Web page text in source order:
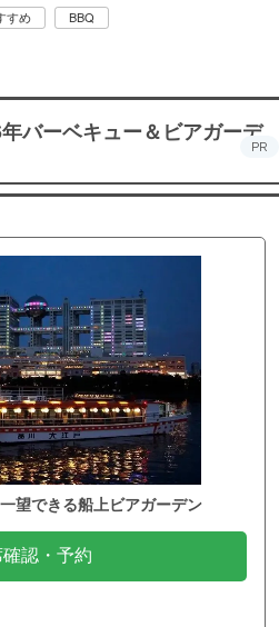
すめ BBQ
バーベキュー＆ビアガーデ
PR
望できる船上ビアガーデン
確認・予約